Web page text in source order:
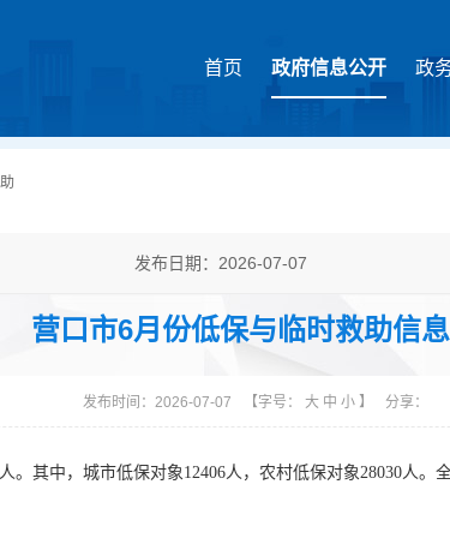
首页 政府信息公开 政
发布日期：2026-07-07
营口市6月份低保与临时救助信
发布时间：2026-07-07 【字号： 大 中 小 】 分享：
。其中，城市低保对象12406人，农村低保对象28030人。